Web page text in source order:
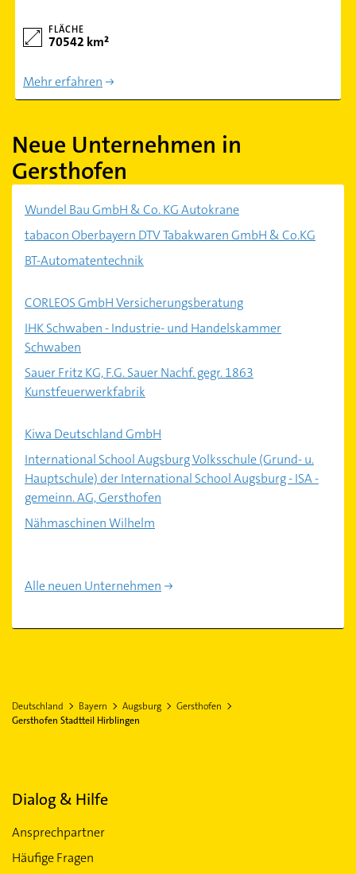
FLÄCHE
70542 km²
Mehr erfahren
Neue Unternehmen in
Gersthofen
Wundel Bau GmbH & Co. KG Autokrane
tabacon Oberbayern DTV Tabakwaren GmbH & Co.KG
BT-Automatentechnik
CORLEOS GmbH Versicherungsberatung
IHK Schwaben - Industrie- und Handelskammer
Schwaben
Sauer Fritz KG, F.G. Sauer Nachf. gegr. 1863
Kunstfeuerwerkfabrik
Kiwa Deutschland GmbH
International School Augsburg Volksschule (Grund- u.
Hauptschule) der International School Augsburg - ISA -
gemeinn. AG, Gersthofen
Nähmaschinen Wilhelm
Alle neuen Unternehmen
Deutschland Bayern Augsburg
Gersthofen
Gersthofen Stadtteil Hirblingen
Dialog & Hilfe
Ansprechpartner
Häufige Fragen